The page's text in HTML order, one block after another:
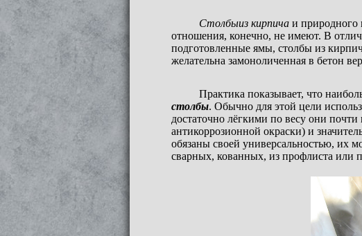
Столбыиз кирпича и природного
отношения, конечно, не имеют. В
подготовленные ямы, столбы из
желательна замоноличенная в бетон
Практика показывает, что
столбы. Обычно для этой цели
достаточно лёгкими по весу они
антикоррозионной окраски) и
обязаны своей универсальностью, их
сварных, кованных, из профлиста или